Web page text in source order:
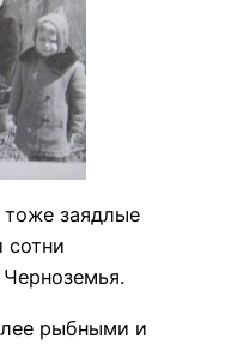
заядлые
рыбными и